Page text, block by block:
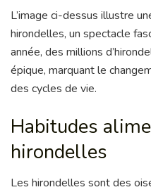
L’image ci-dessus illustre
hirondelles, un spectacle
année, des millions
épique, marquant le
des cycles de vie.
Habitudes
hirondelles
Les hirondelles sont des